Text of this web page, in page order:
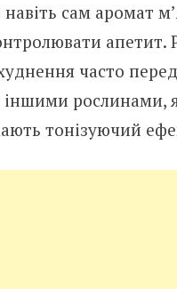
сам аромат
апетит.
часто
іншими рослинами,
тонізуючий